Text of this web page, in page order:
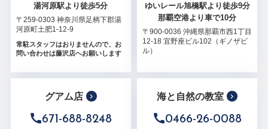
湯河原駅より徒歩5分
〒259-0303 神奈川県足柄下郡湯
河原町土肥1-12-9
常駐スタッフはおりませんので、お
問い合わせは藤沢店へお願いします
ゆいレール旭橋駅より徒歩9分
那覇空港より車で10分
〒900-0036 沖縄県那覇市西1丁目
12-18 宜野座ビル102（ギノザビ
ル）
グアム店
671-688-8248
海と自然の教室
0466-26-0088